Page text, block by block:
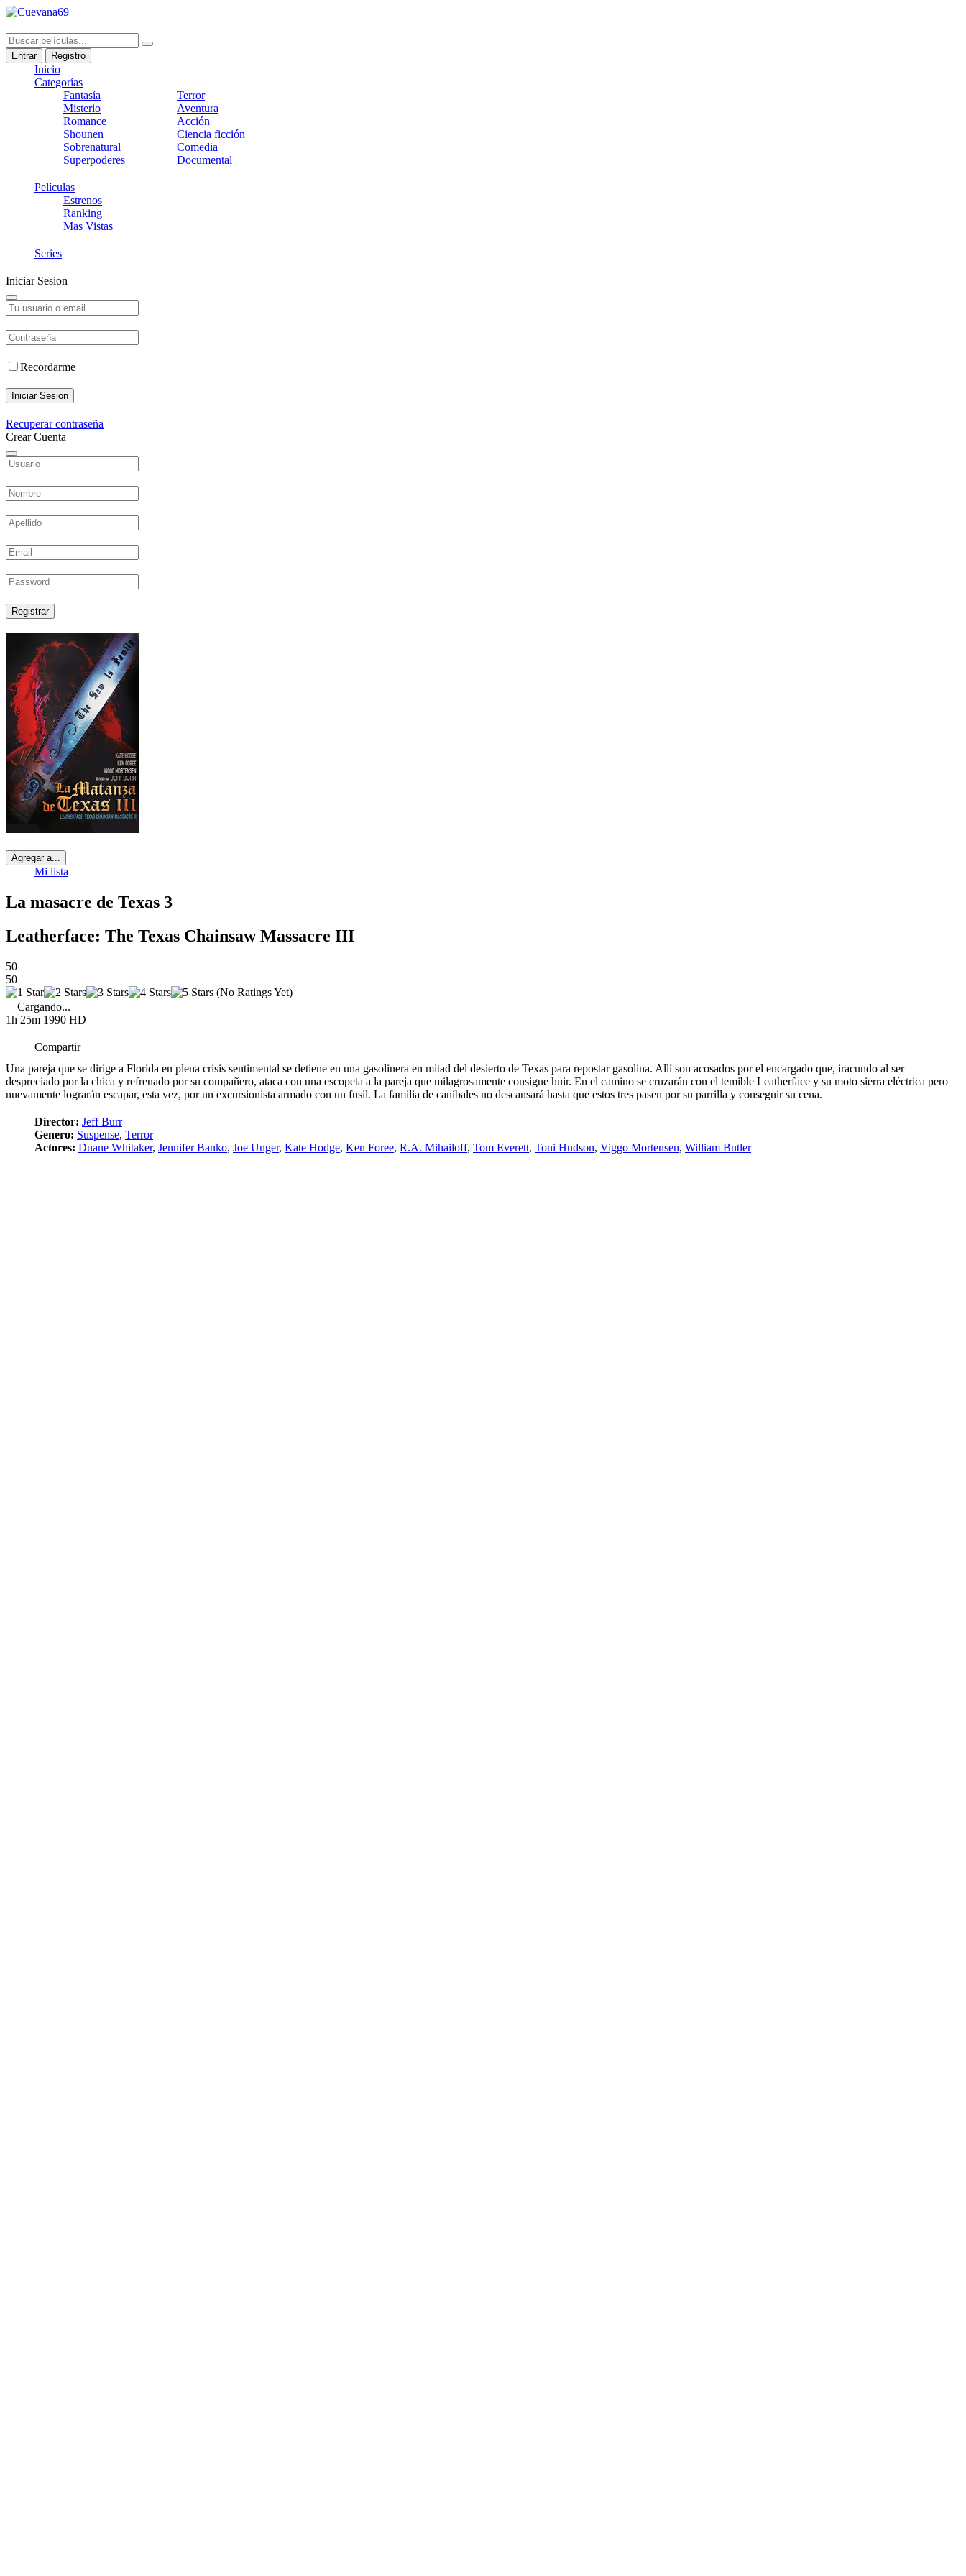
Entrar Registro
Inicio
Categorías
Fantasía
Misterio
Romance
Shounen
Sobrenatural
Superpoderes
Terror
Aventura
Acción
Ciencia ficción
Comedia
Documental
Películas
Estrenos
Ranking
Mas Vistas
Series
Iniciar Sesion
Recordarme
Iniciar Sesion
Recuperar contraseña
Crear Cuenta
Registrar
Agregar a...
Mi lista
La masacre de Texas 3
Leatherface: The Texas Chainsaw Massacre III
50
50
(No Ratings Yet)
Cargando...
1h 25m 1990 HD
Compartir
Una pareja que se dirige a Florida en plena crisis sentimental se detiene en una gasolinera en mitad del desierto de Texas para repostar gasolina. Allí son acosados por el encargado que, iracundo al ser
despreciado por la chica y refrenado por su compañero, ataca con una escopeta a la pareja que milagrosamente consigue huir. En el camino se cruzarán con el temible Leatherface y su moto sierra eléctrica pero
nuevamente lograrán escapar, esta vez, por un excursionista armado con un fusil. La familia de caníbales no descansará hasta que estos tres pasen por su parrilla y conseguir su cena.
Director: Jeff Burr
Genero: Suspense, Terror
Actores: Duane Whitaker, Jennifer Banko, Joe Unger, Kate Hodge, Ken Foree, R.A. Mihailoff, Tom Everett, Toni Hudson, Viggo Mortensen, William Butler